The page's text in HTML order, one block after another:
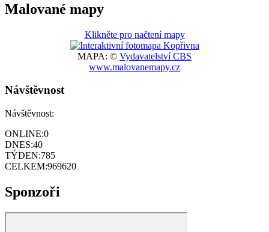
Malované mapy
Klikněte pro načtení mapy
MAPA: © Vydavatelství CBS
www.malovanemapy.cz
Návštěvnost
Návštěvnost:
ONLINE:0
DNES:40
TÝDEN:785
CELKEM:969620
Sponzoři